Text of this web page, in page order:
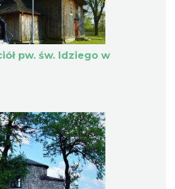
pw. św. Idziego w